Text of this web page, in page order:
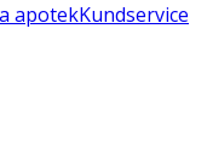
apotekKundservice